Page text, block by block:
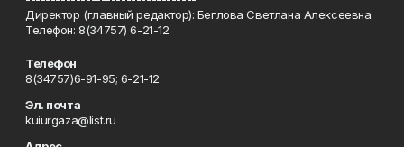
Директор (главный редактор): Беглова Светлана Алексеевна.
Телефон: 8(34757) 6-21-12
Телефон
8(34757)6-91-95; 6-21-12
Эл. почта
kuiurgaza@list.ru